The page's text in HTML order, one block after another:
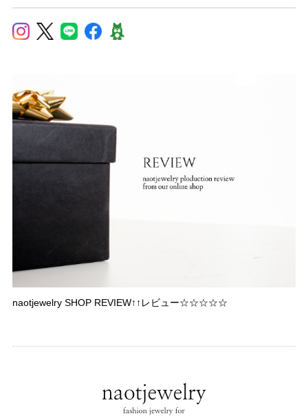
naotjewelry SHOP REVIEW↑↑レビュー☆☆☆☆☆